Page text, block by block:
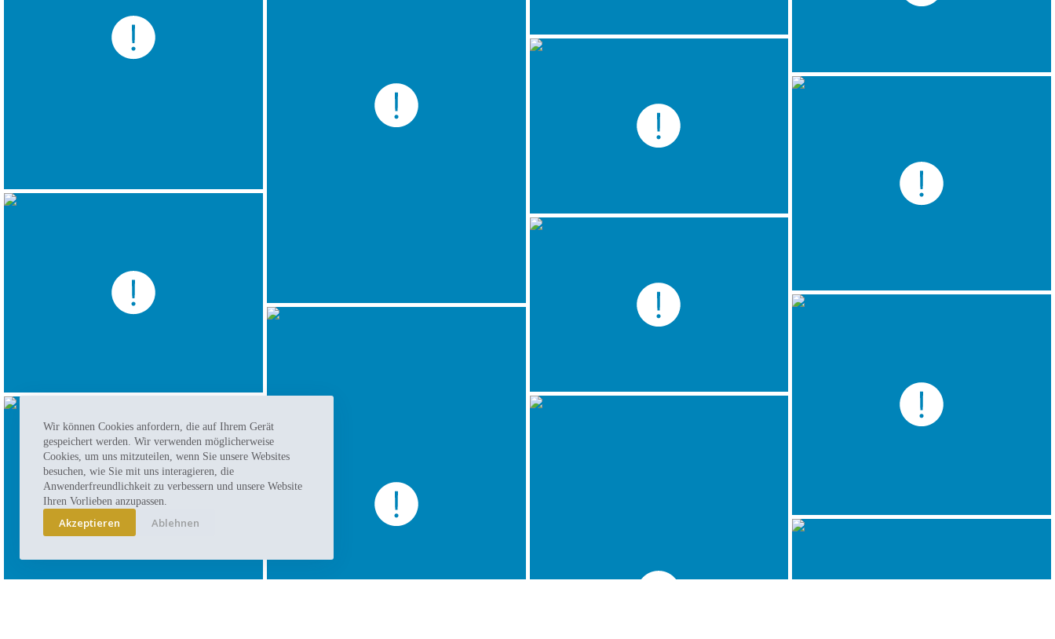
Wir können Cookies anfordern, die auf Ihrem Gerät
gespeichert werden. Wir verwenden möglicherweise
Cookies, um uns mitzuteilen, wenn Sie unsere Websites
besuchen, wie Sie mit uns interagieren, die
Anwenderfreundlichkeit zu verbessern und unsere Website
Ihren Vorlieben anzupassen.
Akzeptieren Ablehnen